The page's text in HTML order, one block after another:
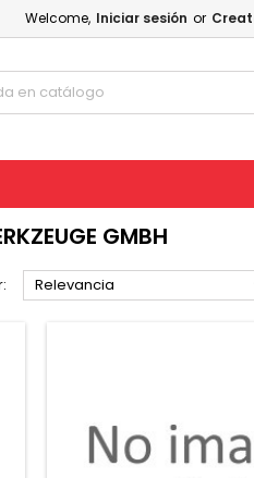
Welcome, Iniciar sesión or
GMBH
Relevancia